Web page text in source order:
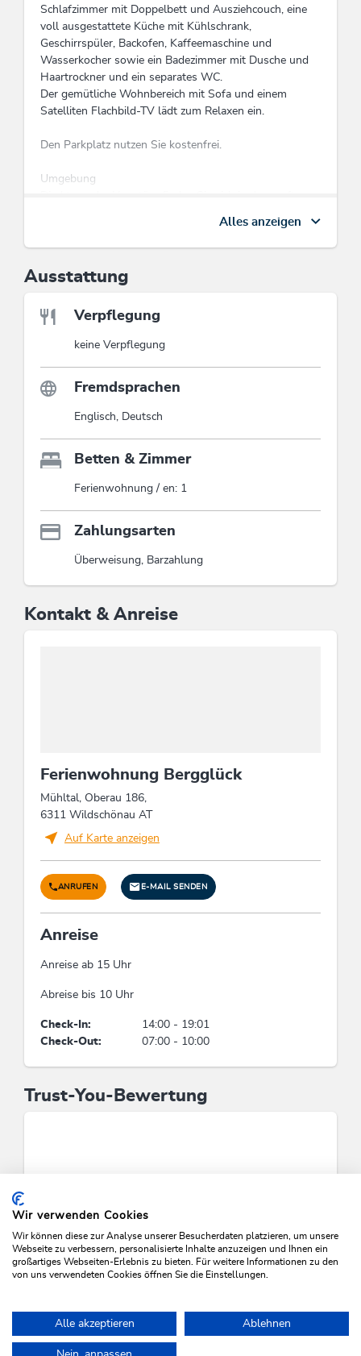
Schlafzimmer mit Doppelbett und Ausziehcouch, eine
voll ausgestattete Küche mit Kühlschrank,
Geschirrspüler, Backofen, Kaffeemaschine und
Wasserkocher sowie ein Badezimmer mit Dusche und
Haartrockner und ein separates WC.
Der gemütliche Wohnbereich mit Sofa und einem
Satelliten Flachbild-TV lädt zum Relaxen ein.
Den Parkplatz nutzen Sie kostenfrei.
Umgebung
Der kostenlose Skibus zum Schatzbergbahn Skijuwel
Alpbachtal Wildschönau hält nur ca. 200m von der
Direkt hinter dem Haus führt eine Langlaufloipe und ein
Die Wildschönau Card inkludiert
Wanderbus, Freischwimmbad, geführte
Wanderungen etc.
Alles anzeigen
Ausstattung
Verpflegung
keine Verpflegung
Fremdsprachen
Englisch, Deutsch
Betten & Zimmer
Ferienwohnung / en: 1
Zahlungsarten
Überweisung, Barzahlung
Kontakt & Anreise
Ferienwohnung Bergglück
Mühltal, Oberau 186,
6311 Wildschönau AT
Auf Karte anzeigen
ANRUFEN E-MAIL SENDEN
Anreise
Anreise ab 15 Uhr
Abreise bis 10 Uhr
Check-In:
14:00 - 19:01
Check-Out:
07:00 - 10:00
Trust-You-Bewertung
Wir verwenden Cookies
Wir können diese zur Analyse unserer Besucherdaten platzieren, um unsere
Webseite zu verbessern, personalisierte Inhalte anzuzeigen und Ihnen ein
großartiges Webseiten-Erlebnis zu bieten. Für weitere Informationen zu den
von uns verwendeten Cookies öffnen Sie die Einstellungen.
Alle akzeptieren Ablehnen